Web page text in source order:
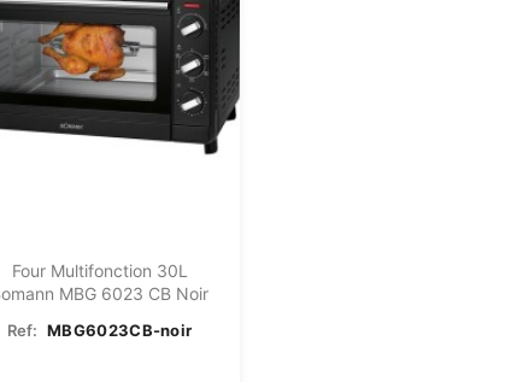
Four Multifonction 30L
MBG 6023 CB Noir
Ref: MBG6023CB-noir